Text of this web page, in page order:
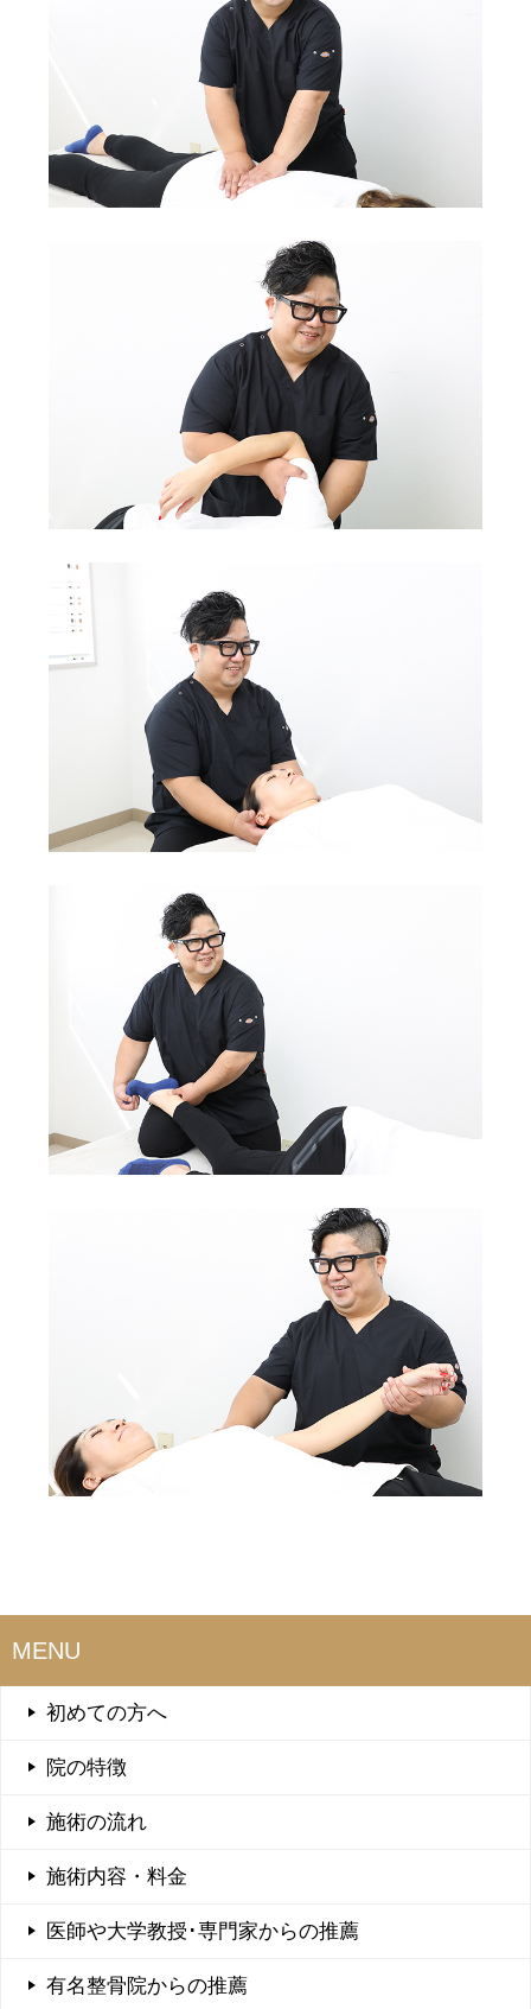
MENU
初めての方へ
院の特徴
施術の流れ
施術内容・料金
医師や大学教授･専門家からの推薦
有名整骨院からの推薦